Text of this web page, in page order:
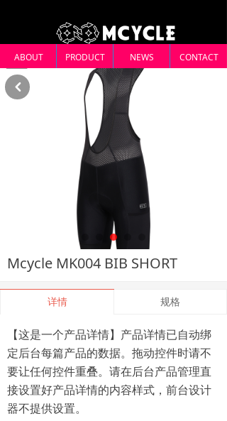
ABOUT PRODUCT NEWS CONTACT
Mcycle MK004 BIB SHORT
详情 规格
【这是一个产品详情】产品详情已自动绑
定后台每篇产品的数据。拖动控件时请不
要让任何控件重叠。请在后台产品管理直
接设置好产品详情的内容样式，前台设计
器不提供设置。
낒